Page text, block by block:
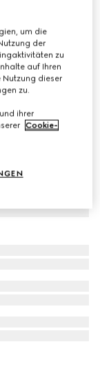
um die
der
zu
auf Ihren
Nutzung dieser
zu.
ihrer
Cookie-